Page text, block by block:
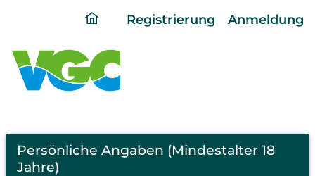
ding
page
Registrierung Anmeldung
Registration
Persönliche Angaben (Mindestalter 18
Jahre)